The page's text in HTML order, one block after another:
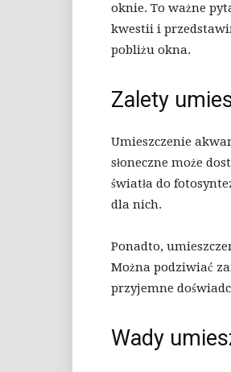
oknie. To ważne
kwestii i
pobliżu okna.
Zalety
Umieszczenie
słoneczne może
światła do
dla nich.
Ponadto,
Można podziwiać
przyjemne
Wady